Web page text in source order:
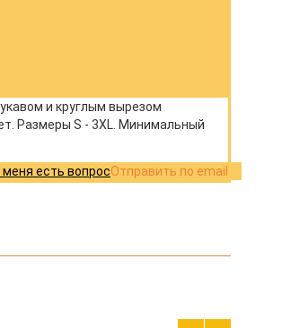
и круглым вырезом
Размеры S - 3XL. Минимальный
Отправить по email
меня есть вопрос